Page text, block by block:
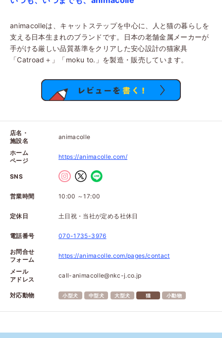
animacolleは、キャットステップを中心に、人と猫の暮らしを
支える日本生まれのブランドです。日本の老舗金属メーカーが
手がける厳しい品質基準をクリアした安心設計の猫家具
「Catroad＋」「moku to.」を製造・販売しています。
店名・
施設名
animacolle
ホーム
ページ
https://animacolle.com/
SNS
営業時間 10:00 ～17:00
定休日 土日祝・当社が定める社休日
電話番号 070-1735-3976
お問合せ
フォーム
https://animacolle.com/pages/contact
メール
アドレス
call-animacolle@nkc-j.co.jp
対応動物 小型犬 中型犬 大型犬 猫 小動物